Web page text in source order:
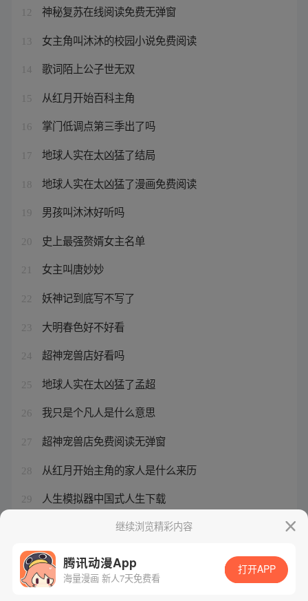
12 神秘复苏在线阅读免费无弹窗
13 女主角叫沐沐的校园小说免费阅读
14 歌词陌上公子世无双
15 从红月开始百科主角
16 掌门低调点第三季出了吗
17 地球人实在太凶猛了结局
18 地球人实在太凶猛了漫画免费阅读
19 男孩叫沐沐好听吗
20 史上最强赘婿女主名单
21 女主叫唐妙妙
22 妖神记到底写不写了
23 大明春色好不好看
24 超神宠兽店好看吗
25 地球人实在太凶猛了孟超
26 我只是个凡人是什么意思
27 超神宠兽店免费阅读无弹窗
28 从红月开始主角的家人是什么来历
29 人生模拟器中国式人生下载
史上最强赘婿沈浪金木兰漫画
继续浏览精彩内容
腾讯动漫App
海量漫画 新人7天免费看
打开APP